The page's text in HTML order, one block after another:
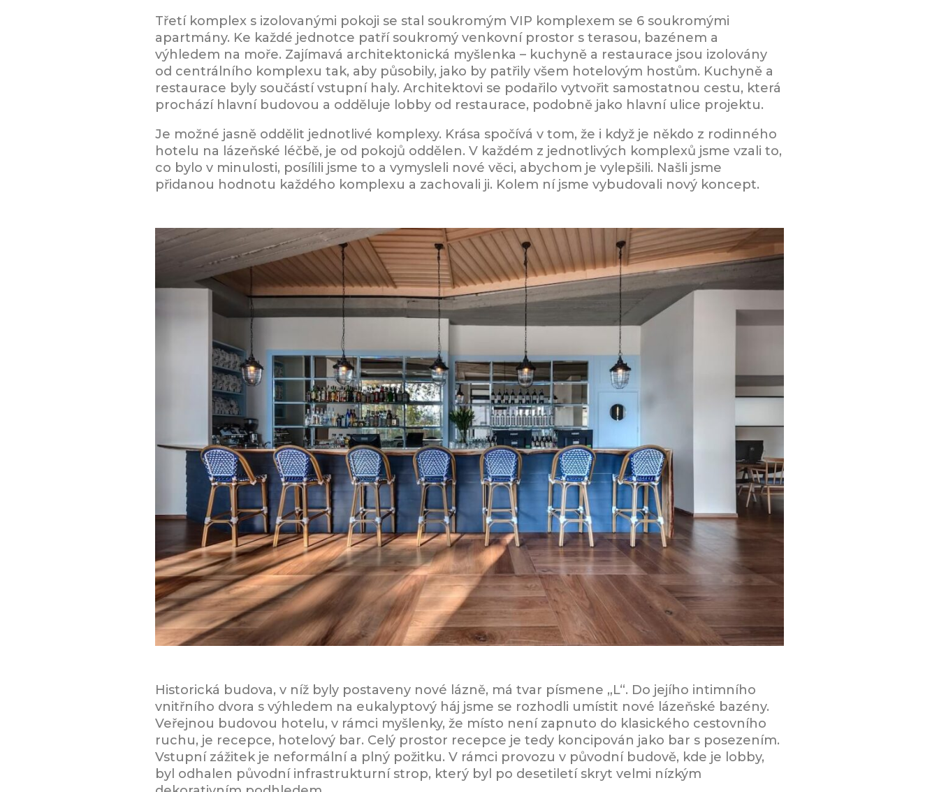
Třetí komplex s izolovanými pokoji se stal soukromým VIP komplexem se 6 soukromými
apartmány. Ke každé jednotce patří soukromý venkovní prostor s terasou, bazénem a
výhledem na moře. Zajímavá architektonická myšlenka – kuchyně a restaurace jsou izolovány
od centrálního komplexu tak, aby působily, jako by patřily všem hotelovým hostům. Kuchyně a
restaurace byly součástí vstupní haly. Architektovi se podařilo vytvořit samostatnou cestu, která
prochází hlavní budovou a odděluje lobby od restaurace, podobně jako hlavní ulice projektu.
Je možné jasně oddělit jednotlivé komplexy. Krása spočívá v tom, že i když je někdo z rodinného
hotelu na lázeňské léčbě, je od pokojů oddělen. V každém z jednotlivých komplexů jsme vzali to,
co bylo v minulosti, posílili jsme to a vymysleli nové věci, abychom je vylepšili. Našli jsme
přidanou hodnotu každého komplexu a zachovali ji. Kolem ní jsme vybudovali nový koncept.
Historická budova, v níž byly postaveny nové lázně, má tvar písmene „L“. Do jejího intimního
vnitřního dvora s výhledem na eukalyptový háj jsme se rozhodli umístit nové lázeňské bazény.
Veřejnou budovou hotelu, v rámci myšlenky, že místo není zapnuto do klasického cestovního
ruchu, je recepce, hotelový bar. Celý prostor recepce je tedy koncipován jako bar s posezením.
Vstupní zážitek je neformální a plný požitku. V rámci provozu v původní budově, kde je lobby,
byl odhalen původní infrastrukturní strop, který byl po desetiletí skryt velmi nízkým